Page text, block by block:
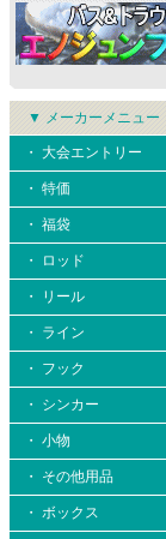
▼ メーカーメニュー
・ 大会エントリー
・ 特価
・ 福袋
・ ロッド
・ リール
・ ライン
・ フック
・ シンカー
・ 小物
・ その他用品
・ ボックス